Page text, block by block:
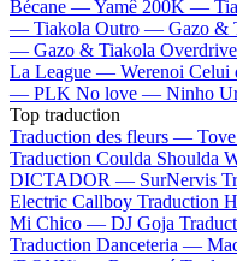
Bécane —Yamê 200K —
— Tiakola Outro — Gazo &
— Gazo & Tiakola
La League — Werenoi Celui
— PLK No love — Ninho
Top traduction
Traduction des fleurs —
Traduction Coulda Shoulda
DICTADOR — SurNervis
Electric Callboy Traduction
Mi Chico — DJ Goja
Traduction Danceteria —